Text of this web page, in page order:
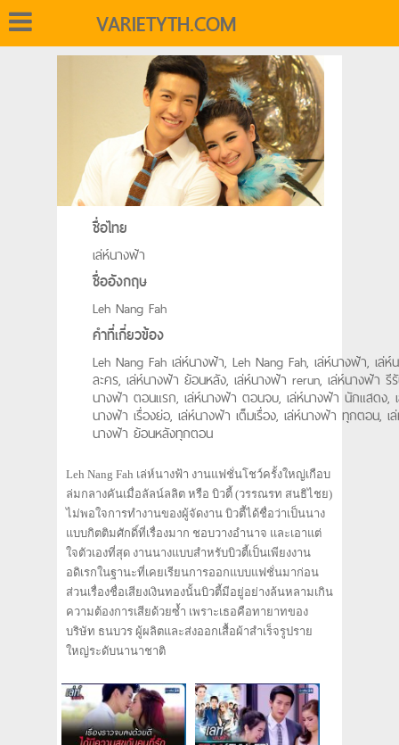
VARIETYTH.COM
ชื่อไทย
เล่ห์นางฟ้า
ชื่ออังกฤษ
Leh Nang Fah
คำที่เกี่ยวข้อง
Leh Nang Fah เล่ห์นางฟ้า, Leh Nang Fah, เล่ห์นางฟ้า, เล่ห์
ละคร, เล่ห์นางฟ้า ย้อนหลัง, เล่ห์นางฟ้า rerun, เล่ห์นางฟ้า รี
นางฟ้า ตอนแรก, เล่ห์นางฟ้า ตอนจบ, เล่ห์นางฟ้า นักแสดง,
นางฟ้า เรื่องย่อ, เล่ห์นางฟ้า เต็มเรื่อง, เล่ห์นางฟ้า ทุกตอน, เ
นางฟ้า ย้อนหลังทุกตอน
Leh Nang Fah เล่ห์นางฟ้า งานแฟชั่นโชว์ครั้งใหญ่เกือบ
ล่มกลางคันเมื่อลัลน์ลลิต หรือ บิวตี้ (วรรณรท สนธิไชย)
ไม่พอใจการทำงานของผู้จัดงาน บิวตี้ได้ชื่อว่าเป็นนาง
แบบกิตติมศักดิ์ที่เรื่องมาก ชอบวางอำนาจ และเอาแต่
ใจตัวเองที่สุด งานนางแบบสำหรับบิวตี้เป็นเพียงงาน
อดิเรกในฐานะที่เคยเรียนการออกแบบแฟชั่นมาก่อน
ส่วนเรื่องชื่อเสียงเงินทองนั้นบิวตี้มีอยู่อย่างล้นหลามเกิน
ความต้องการเสียด้วยซ้ำ เพราะเธอคือทายาทของ
บริษัท ธนบวร ผู้ผลิตและส่งออกเสื้อผ้าสำเร็จรูปราย
ใหญ่ระดับนานาชาติ